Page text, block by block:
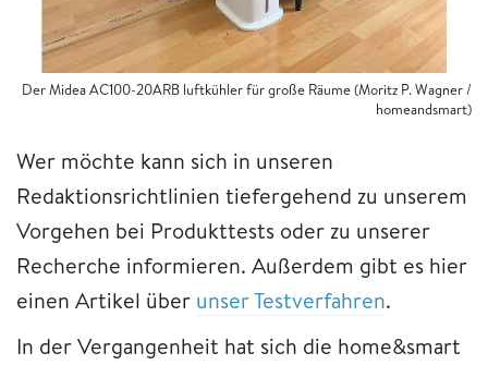
Der Midea AC100-20ARB luftkühler für große Räume (Moritz P. Wagner /
homeandsmart)
Wer möchte kann sich in unseren
Redaktionsrichtlinien tiefergehend zu unserem
Vorgehen bei Produkttests oder zu unserer
Recherche informieren. Außerdem gibt es hier
einen Artikel über unser Testverfahren.
In der Vergangenheit hat sich die home&smart